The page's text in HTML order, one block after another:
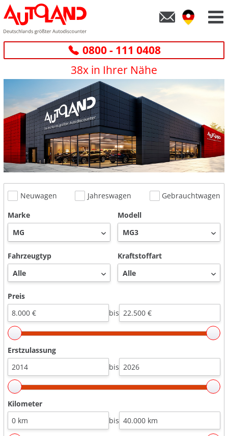
0800 - 111 0408
38x in Ihrer Nähe
Neuwagen Jahreswagen
Gebrauchtwagen
Marke
Modell
Fahrzeugtyp Kraftstoffart
Preis
bis
Erstzulassung
bis
Kilometer
bis